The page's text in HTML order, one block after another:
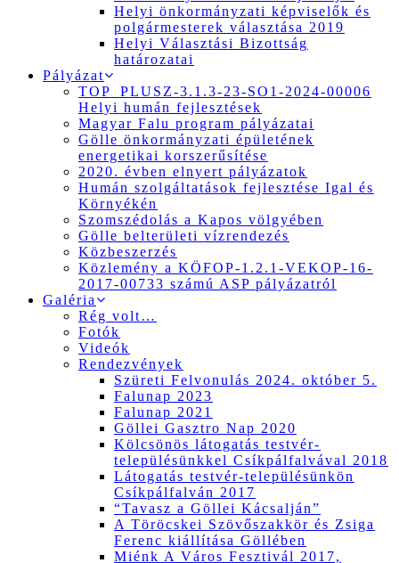
Helyi önkormányzati képviselők és
polgármesterek választása 2019
Helyi Választási Bizottság
határozatai
Pályázat
TOP_PLUSZ-3.1.3-23-SO1-2024-00006
Helyi humán fejlesztések
Magyar Falu program pályázatai
Gölle önkormányzati épületének
energetikai korszerűsítése
2020. évben elnyert pályázatok
Humán szolgáltatások fejlesztése Igal és
Környékén
Szomszédolás a Kapos völgyében
Gölle belterületi vízrendezés
Közbeszerzés
Közlemény a KÖFOP-1.2.1-VEKOP-16-
2017-00733 számú ASP pályázatról
Galéria
Rég volt…
Fotók
Videók
Rendezvények
Szüreti Felvonulás 2024. október 5.
Falunap 2023
Falunap 2021
Göllei Gasztro Nap 2020
Kölcsönös látogatás testvér-
településünkkel Csíkpálfalvával 2018
Látogatás testvér-településünkön
Csíkpálfalván 2017
“Tavasz a Göllei Kácsalján”
A Töröcskei Szövőszakkör és Zsiga
Ferenc kiállítása Göllében
Miénk A Város Fesztivál 2017,